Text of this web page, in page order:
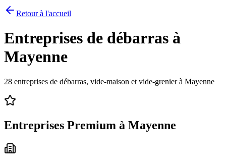
Retour à l'accueil
Entreprises de débarras à
Mayenne
28 entreprises de débarras, vide-maison et vide-grenier à Mayenne
Entreprises Premium à Mayenne